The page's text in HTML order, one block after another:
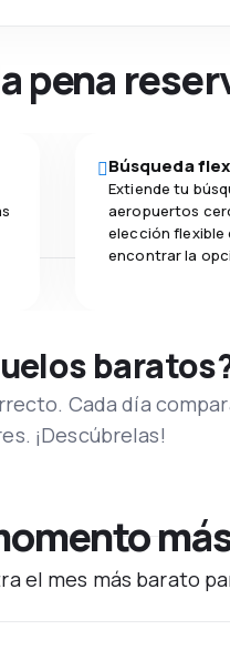
pena
Búsqueda
Extiende tu
aeropuertos
elección flexible
encontrar la
Cada día
¡Descúbrelas!
el mes más barato